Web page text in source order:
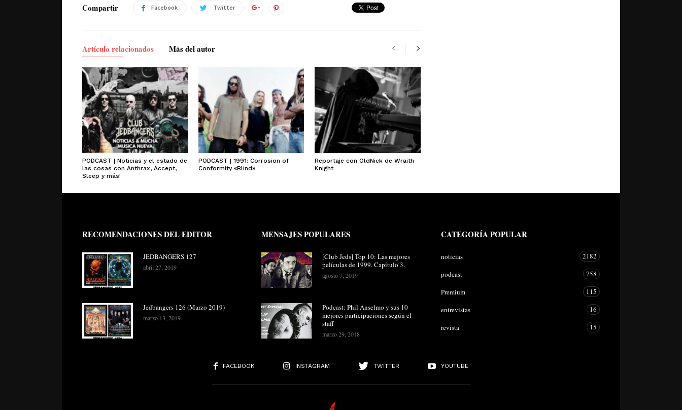
Compartir Facebook Twitter
Artículo relacionados Más del autor
PODCAST | Noticias y el estado de
las cosas con Anthrax, Accept,
Sleep y más!
PODCAST | 1991: Corrosion of
Conformity «Blind»
Reportaje con OldNick de Wraith
Knight
RECOMENDACIONES DEL EDITOR
JEDBANGERS 127
abril 27, 2019
Jedbangers 126 (Marzo 2019)
marzo 13, 2019
MENSAJES POPULARES
[Club Jeds] Top 10: Las mejores
películas de 1999. Capítulo 3.
agosto 7, 2019
Podcast: Phil Anselmo y sus 10
mejores participaciones según el
staff
marzo 29, 2018
CATEGORÍA POPULAR
noticias
2182
podcast
758
Premium
115
entrevistas
16
revista
15
FACEBOOK INSTAGRAM TWITTER YOUTUBE